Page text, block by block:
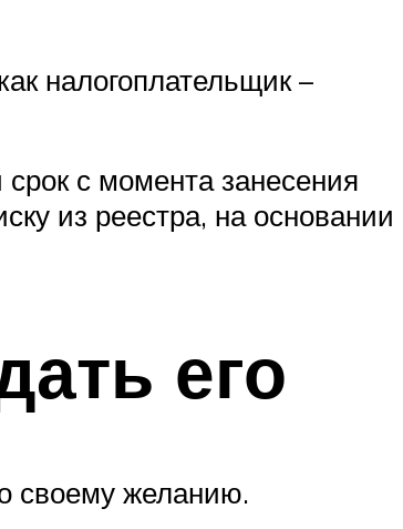
налогоплательщик –
с момента занесения
из реестра, на основании
его
своему желанию.